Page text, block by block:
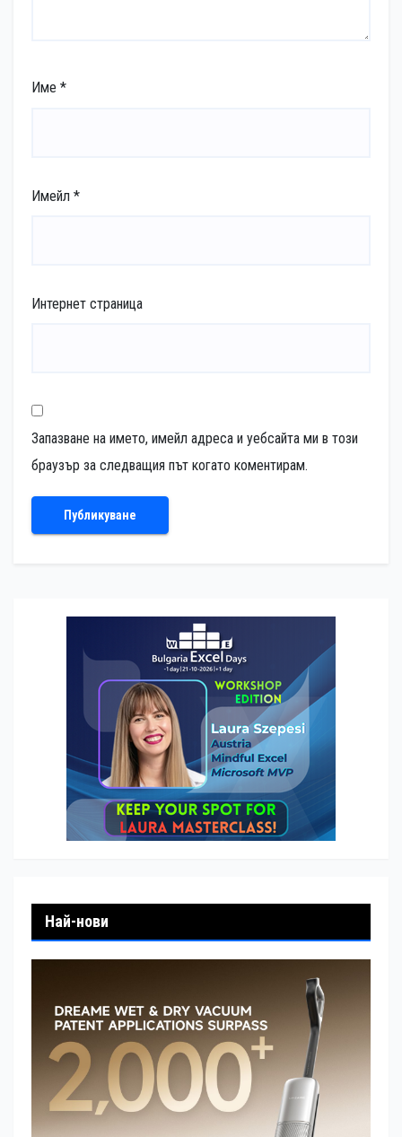
Име *
Имейл *
Интернет страница
Запазване на името, имейл адреса и уебсайта ми в този
браузър за следващия път когато коментирам.
Най-нови